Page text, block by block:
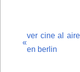
«
ver cine al
en berlin